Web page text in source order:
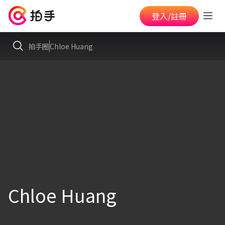
登入/註冊
拍手圈Chloe Huang
Chloe Huang